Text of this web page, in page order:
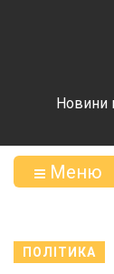
Новини
Меню
ПОЛІТИКА